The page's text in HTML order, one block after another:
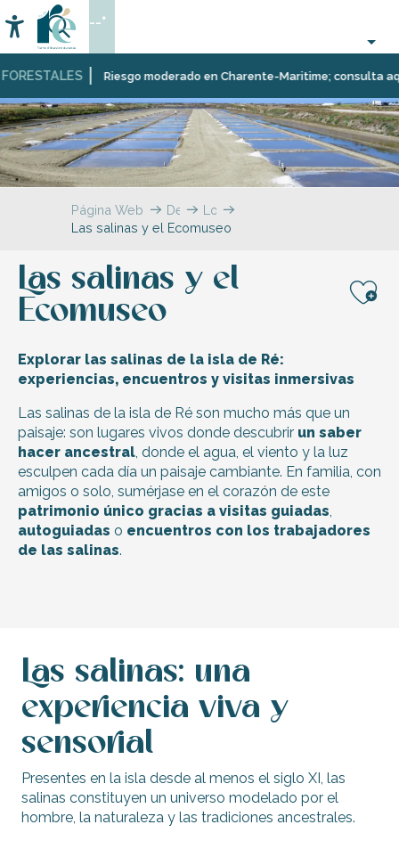
au
contenu
principal
Riesgo moderado en Charente-Maritime; consulta aquí
Accessibilité
Buscar
--°
Página Web Descubrir
Lo
imprescindible
Las salinas y el Ecomuseo
Las salinas y el
Ecomuseo
Explorar las salinas de la isla de Ré:
experiencias, encuentros y visitas inmersivas
Las salinas de la isla de Ré son mucho más que un
paisaje: son lugares vivos donde descubrir un saber
hacer ancestral , donde el agua, el viento y la luz
esculpen cada día un paisaje cambiante. En familia, con
amigos o solo, sumérjase en el corazón de este
patrimonio único gracias a visitas guiadas
autoguiadas o encuentros con los trabajadores
de las salinas.
Las salinas: una
experiencia viva y
sensorial
Presentes en la isla desde al menos el siglo XI, las
salinas constituyen un universo modelado por el
hombre, la naturaleza y las tradiciones ancestrales.